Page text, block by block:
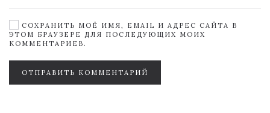
СОХРАНИТЬ МОЁ ИМЯ, EMAIL И АДРЕС САЙТА В
ЭТОМ БРАУЗЕРЕ ДЛЯ ПОСЛЕДУЮЩИХ МОИХ
КОММЕНТАРИЕВ.
ОТПРАВИТЬ КОММЕНТАРИЙ